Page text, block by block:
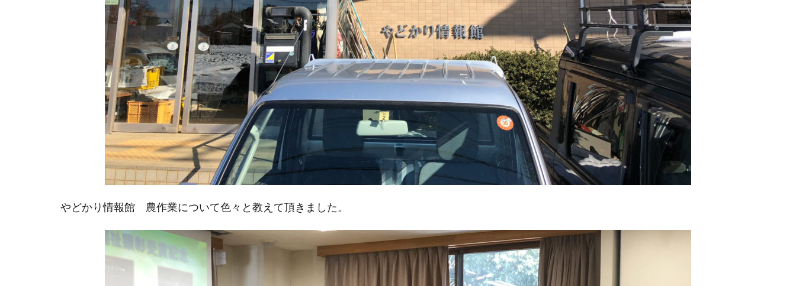
やどかり情報館 農作業について色々と教えて頂きました。